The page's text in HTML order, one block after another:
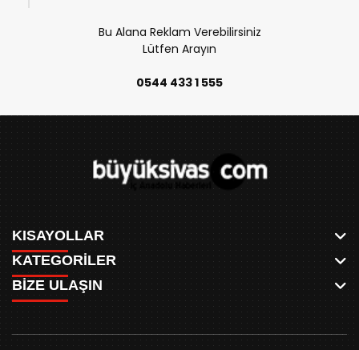
Bu Alana Reklam Verebilirsiniz
Lütfen Arayın
0544 433 1 555
KISAYOLLAR
ANASAYFA
AKSU CANLI
MEYDAN CANLI
MEDRESELER CANLI
MERAKÜM CANLI
KATEGORİLER
WHATSAPP
SPOR
SİYASET
BİZE ULAŞIN
0346 221 00 60